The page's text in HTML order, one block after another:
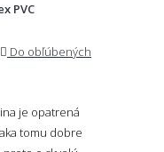
PVC
Do obľúbených
je opatrená
tomu dobre